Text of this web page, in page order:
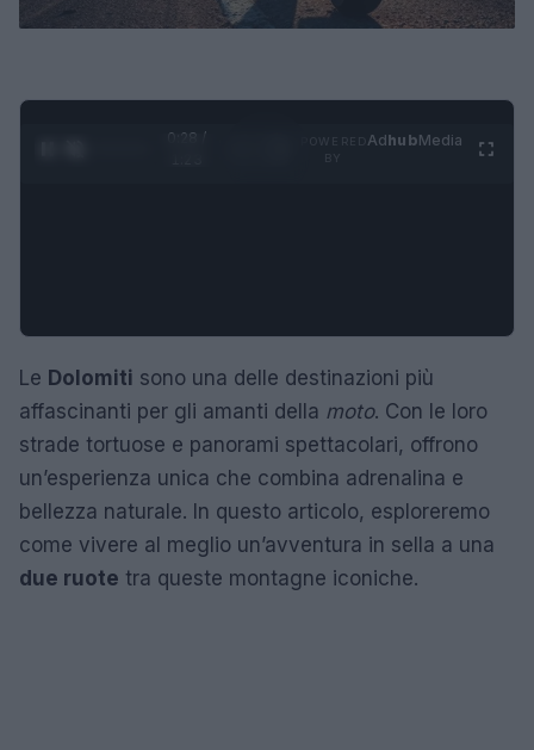
0:29 /
AdhubMedia
Le Dolomiti sono una delle destinazioni più
affascinanti per gli amanti della moto. Con le loro
strade tortuose e panorami spettacolari, offrono
un’esperienza unica che combina adrenalina e
bellezza naturale. In questo articolo, esploreremo
come vivere al meglio un’avventura in sella a una
due ruote tra queste montagne iconiche.